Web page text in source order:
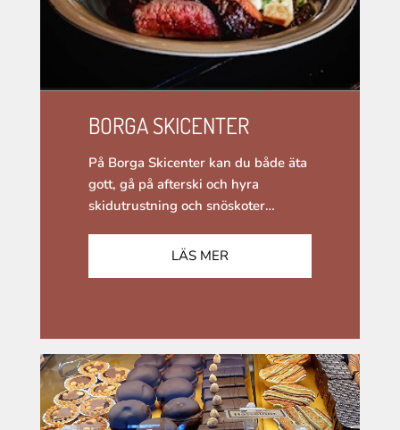
BORGA SKICENTER
På Borga Skicenter kan du både äta
gott, gå på afterski och hyra
skidutrustning och snöskoter…
LÄS MER